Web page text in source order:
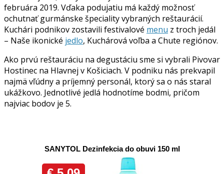
februára 2019. Vďaka podujatiu má každý možnosť
ochutnať gurmánske špeciality vybraných reštaurácií.
Kuchári podnikov zostavili festivalové menu z troch jedál
– Naše ikonické jedlo, Kuchárová voľba a Chute regiónov.
Ako prvú reštauráciu na degustáciu sme si vybrali Pivovar
Hostinec na Hlavnej v Košiciach. V podniku nás prekvapil
najmä vľúdnya príjemný personál, ktorý sa o nás staral
ukážkovo. Jednotlivé jedlá hodnotíme bodmi, pričom
najviac bodov je 5.